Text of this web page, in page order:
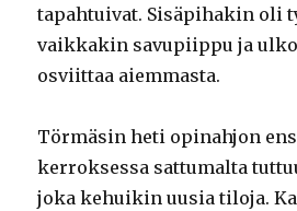
tapahtuivat. Sisäpihakin oli
vaikkakin savupiippu ja
osviittaa aiemmasta.
Törmäsin heti opinahjon
kerroksessa sattumalta
joka kehuikin uusia tiloja.